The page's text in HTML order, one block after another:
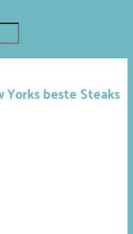
Yorks beste Steaks